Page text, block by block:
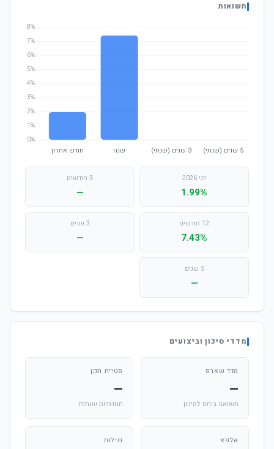
תשואות
יוני 2026
1.99%
3 חודשים
—
12 חודשים
7.43%
3 שנים
—
5 שנים
—
מדדי סיכון וביצועים
מדד שארפ
—
תשואה ביחס לסיכון
סטיית תקן
—
תנודתיות שנתית
אלפא נזילות